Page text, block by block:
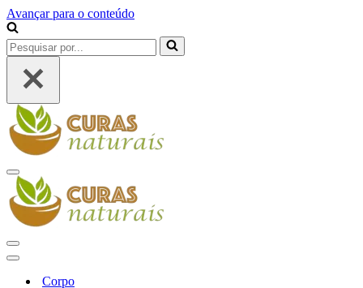
Avançar para o conteúdo
Pesquisar
por...
Menu
de
navegação
Menu
de
Menu
Corpo